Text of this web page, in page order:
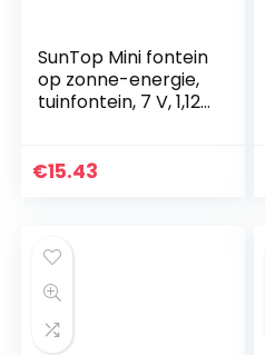
SunTop Mini fontein
op zonne-energie,
tuinfontein, 7 V, 1,12
waterspel, fontein,
fontein
€15.43